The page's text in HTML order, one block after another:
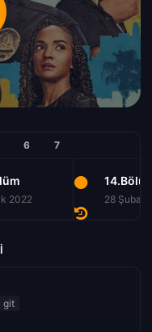
6 7
2022 28 Şubat